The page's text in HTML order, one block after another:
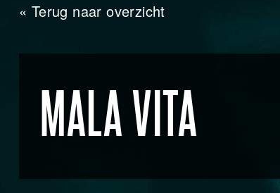
« Terug naar overzicht
MALA VITA